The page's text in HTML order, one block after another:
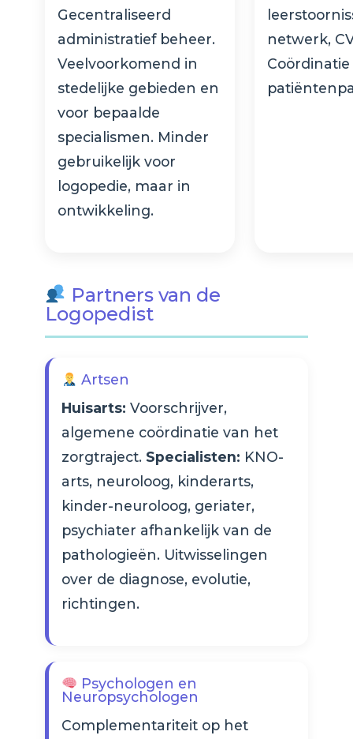
Gecentraliseerd
administratief beheer.
Veelvoorkomend in
stedelijke gebieden en
voor bepaalde
specialismen. Minder
gebruikelijk voor
logopedie, maar in
ontwikkeling.
netwerk,
Partners van de
Logopedist
Artsen
Huisarts: Voorschrijver,
algemene coördinatie van het
zorgtraject. Specialisten: KNO-
arts, neuroloog, kinderarts,
kinder-neuroloog, geriater,
psychiater afhankelijk van de
pathologieën. Uitwisselingen
over de diagnose, evolutie,
richtingen.
Psychologen en
Neuropsychologen
Complementariteit op het